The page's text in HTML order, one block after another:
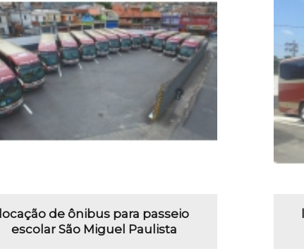
locação de ônibus para passeio
escolar São Miguel Paulista